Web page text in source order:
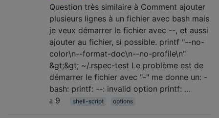
Question très similaire à Comment ajouter
plusieurs lignes à un fichier avec bash mais
je veux démarrer le fichier avec --, et aussi
ajouter au fichier, si possible. printf "--no-
color\n--format-doc\n--no-profile\n"
&gt;&gt; ~/.rspec-test Le problème est de
démarrer le fichier avec "-" me donne un: -
bash: printf: --: invalid option printf: …
9
shell-script options